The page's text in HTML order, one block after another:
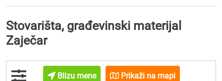
Stovarišta, građevinski materijal
Zaječar
Blizu mene Prikaži na mapi